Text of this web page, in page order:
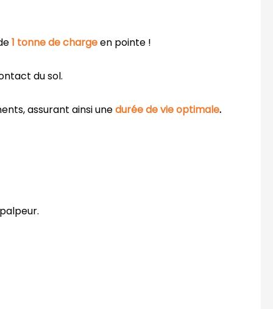
1 tonnede chargeen pointe !
du sol.
assurant ainsi unedurée de vie optimale.